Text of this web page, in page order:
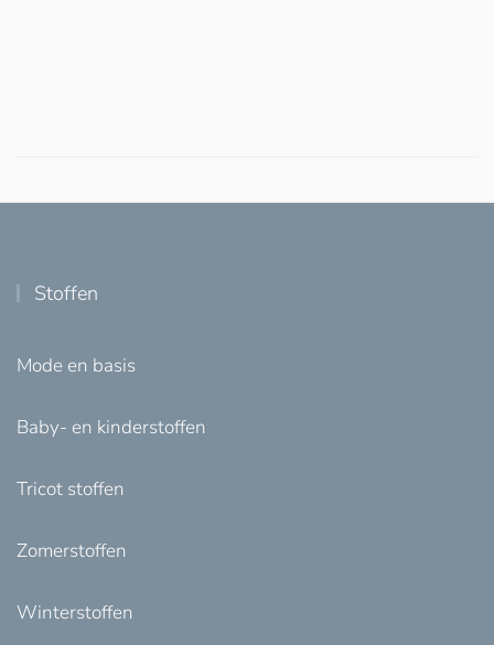
Stoffen
Mode en basis
Baby- en kinderstoffen
Tricot stoffen
Zomerstoffen
Winterstoffen